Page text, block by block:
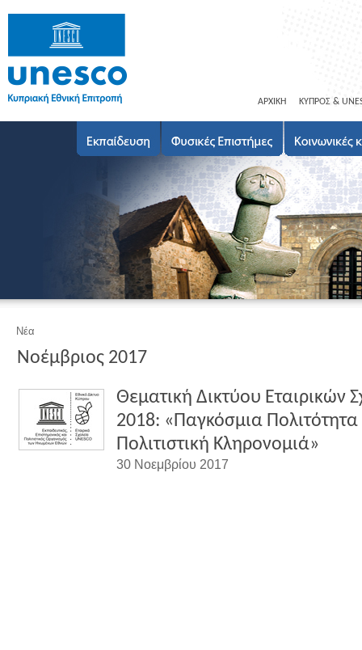
ΑΡΧΙΚΗ ΚΥΠΡΟΣ &
Νέα
Νοέμβριος 2017
Θεματική Δικτύου Εταιρικών
2018: «Παγκόσμια Πολιτότητα
Πολιτιστική Κληρονομιά»
30 Νοεμβρίου 2017